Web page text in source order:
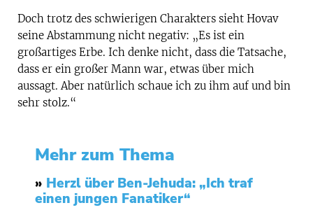
Doch trotz des schwierigen Charakters sieht Hovav
seine Abstammung nicht negativ: „Es ist ein
großartiges Erbe. Ich denke nicht, dass die Tatsache,
dass er ein großer Mann war, etwas über mich
aussagt. Aber natürlich schaue ich zu ihm auf und bin
sehr stolz.“
Mehr zum Thema
» Herzl über Ben-Jehuda: „Ich traf
einen jungen Fanatiker“